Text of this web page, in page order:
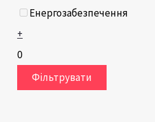
Енергозабезпечення
+
0
Фільтрувати